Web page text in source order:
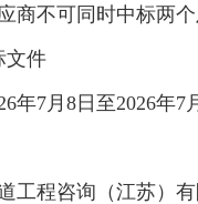
应商不可同时中标两
文件
年7月8日至2026年
工程咨询（江苏）